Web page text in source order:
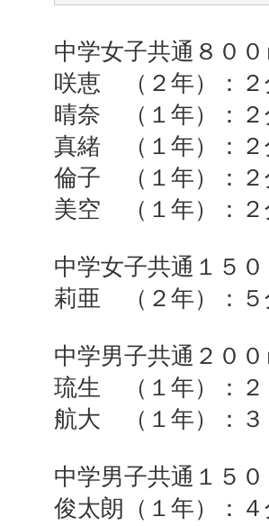
中学女子共通８００
咲恵 （２年）：２
晴奈 （１年）：２
真緒 （１年）：２
倫子 （１年）：２
美空 （１年）：２
中学女子共通１５０
莉亜 （２年）：５
中学男子共通２００
琉生 （１年）：２
航大 （１年）：３
中学男子共通１５０
俊太朗（１年）：